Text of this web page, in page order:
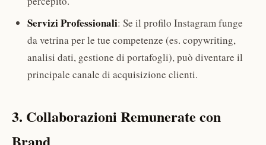
Servizi Professionali: Se il profilo Instagram funge
da vetrina per le tue competenze (es. copywriting,
analisi dati, gestione di portafogli), può diventare il
principale canale di acquisizione clienti.
3. Collaborazioni Remunerate con